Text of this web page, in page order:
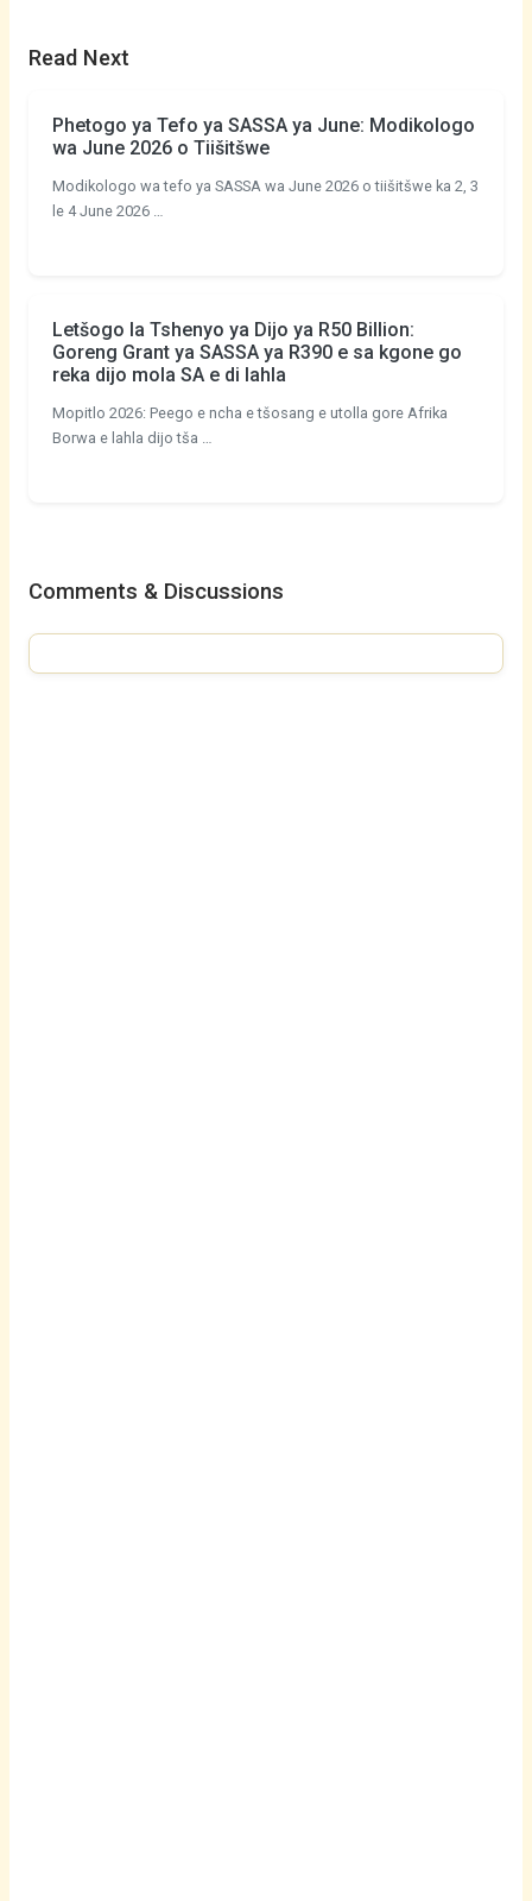
Read Next
Phetogo ya Tefo ya SASSA ya June: Modikologo
wa June 2026 o Tiišitšwe
Modikologo wa tefo ya SASSA wa June 2026 o tiišitšwe ka 2, 3
le 4 June 2026 …
Letšogo la Tshenyo ya Dijo ya R50 Billion:
Goreng Grant ya SASSA ya R390 e sa kgone go
reka dijo mola SA e di lahla
Mopitlo 2026: Peego e ncha e tšosang e utolla gore Afrika
Borwa e lahla dijo tša …
Comments & Discussions